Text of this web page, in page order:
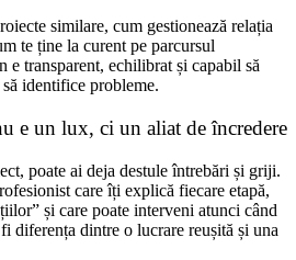
similare, cum gestionează relația
te ține la curent pe parcursul
transparent, echilibrat și capabil să
identifice probleme.
e un lux, ci un aliat de încredere
poate ai deja destule întrebări și griji.
care îți explică fiecare etapă,
și care poate interveni atunci când
diferența dintre o lucrare reușită și una